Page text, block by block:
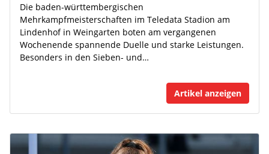
Die baden-württembergischen
Mehrkampfmeisterschaften im Teledata Stadion am
Lindenhof in Weingarten boten am vergangenen
Wochenende spannende Duelle und starke Leistungen.
Besonders in den Sieben- und…
Artikel anzeigen